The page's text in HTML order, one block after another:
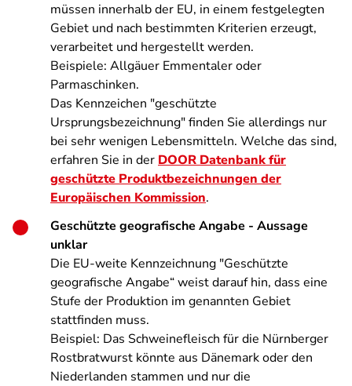
müssen innerhalb der EU, in einem festgelegten
Gebiet und nach bestimmten Kriterien erzeugt,
verarbeitet und hergestellt werden.
Beispiele: Allgäuer Emmentaler oder
Parmaschinken.
Das Kennzeichen "geschützte
Ursprungsbezeichnung" finden Sie allerdings nur
bei sehr wenigen Lebensmitteln. Welche das sind,
erfahren Sie in der DOOR Datenbank für
geschützte Produktbezeichnungen der
Europäischen Kommission.
Geschützte geografische Angabe - Aussage
unklar
Die EU-weite Kennzeichnung "Geschützte
geografische Angabe“ weist darauf hin, dass eine
Stufe der Produktion im genannten Gebiet
stattfinden muss.
Beispiel: Das Schweinefleisch für die Nürnberger
Rostbratwurst könnte aus Dänemark oder den
Niederlanden stammen und nur die